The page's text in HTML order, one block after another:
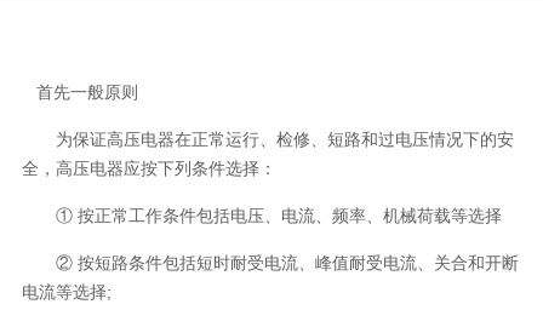
首先一般原则
为保证高压电器在正常运行、检修、短路和过电压情况下的安
全，高压电器应按下列条件选择：
① 按正常工作条件包括电压、电流、频率、机械荷载等选择
② 按短路条件包括短时耐受电流、峰值耐受电流、关合和开断
电流等选择;